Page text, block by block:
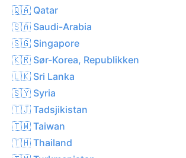
🇶🇦 Qatar
🇸🇦 Saudi-Arabia
🇸🇬 Singapore
🇰🇷 Sør-Korea, Republikken
🇱🇰 Sri Lanka
🇸🇾 Syria
🇹🇯 Tadsjikistan
🇹🇼 Taiwan
🇹🇭 Thailand